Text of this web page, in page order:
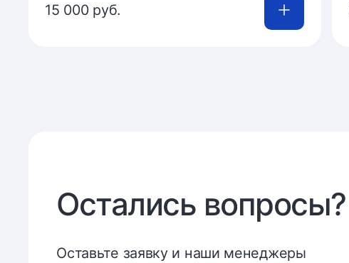
15 000 руб. Купить
Остались вопросы?
Оставьте заявку и наши менеджеры